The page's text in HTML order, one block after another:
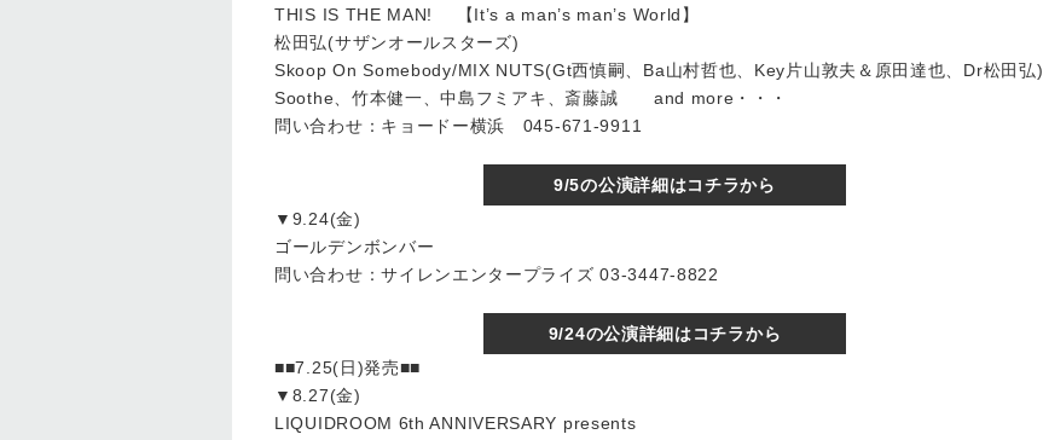
THIS IS THE MAN! 【It’s a man’s man’s World】
松田弘(サザンオールスターズ)
Skoop On Somebody/MIX NUTS(Gt西慎嗣、Ba山村哲也、Key片山敦夫＆原田達也、Dr松田弘)
Soothe、竹本健一、中島フミアキ、斎藤誠 and more・・・
問い合わせ：キョードー横浜 045-671-9911
9/5の公演詳細はコチラから
▼9.24(金)
ゴールデンボンバー
問い合わせ：サイレンエンタープライズ 03-3447-8822
9/24の公演詳細はコチラから
■■7.25(日)発売■■
▼8.27(金)
LIQUIDROOM 6th ANNIVERSARY presents